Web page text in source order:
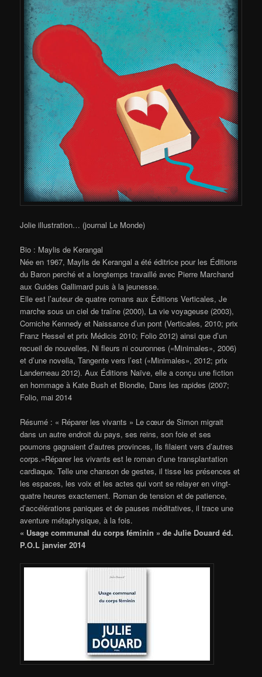
Jolie illustration… (journal Le Monde)
Bio : Maylis de Kerangal
Née en 1967, Maylis de Kerangal a été éditrice pour les Éditions
du Baron perché et a longtemps travaillé avec Pierre Marchand
aux Guides Gallimard puis à la jeunesse.
Elle est l’auteur de quatre romans aux Éditions Verticales, Je
marche sous un ciel de traîne (2000), La vie voyageuse (2003),
Corniche Kennedy et Naissance d’un pont (Verticales, 2010; prix
Franz Hessel et prix Médicis 2010; Folio 2012) ainsi que d’un
recueil de nouvelles, Ni fleurs ni couronnes («Minimales», 2006)
et d’une novella, Tangente vers l’est («Minimales», 2012; prix
Landerneau 2012). Aux Éditions Naïve, elle a conçu une fiction
en hommage à Kate Bush et Blondie, Dans les rapides (2007;
Folio, mai 2014
Résumé : « Réparer les vivants » Le cœur de Simon migrait
dans un autre endroit du pays, ses reins, son foie et ses
poumons gagnaient d’autres provinces, ils filaient vers d’autres
corps.»Réparer les vivants est le roman d’une transplantation
cardiaque. Telle une chanson de gestes, il tisse les présences et
les espaces, les voix et les actes qui vont se relayer en vingt-
quatre heures exactement. Roman de tension et de patience,
d’accélérations paniques et de pauses méditatives, il trace une
aventure métaphysique, à la fois.
« Usage communal du corps féminin » de Julie Douard éd.
P.O.L janvier 2014